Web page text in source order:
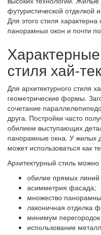
футуристической отделкой
Для этого стиля
панорамных окон и почти
стиля хай-тек
Для архитектурного стиля
геометрические формы.
сочетание
друга. Постройки часто
обилием выступающих
панорамные окна. У жилых
может использоваться как
Архитектурный стиль
обилие прямых линий
асимметрия фасада;
множество
лаконичная отделка
минимум
использование